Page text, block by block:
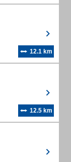
12.1 km
12.5 km